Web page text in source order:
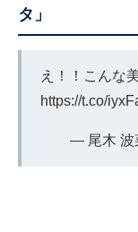
タ」
え！！こんな
https://t.co/
— 尾木 波